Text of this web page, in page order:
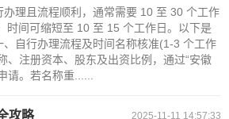
理且流程顺利，通常需要 10 至 30 个工作
时间可缩短至 10 至 15 个工作日。以下是
自行办理流程及时间名称核准(1-3 个工作
、注册资本、股东及出资比例，通过“安徽
请。若名称重......
2025-11-11 14:57:33
攻略